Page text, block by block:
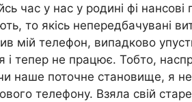
час у нас у родині фі
то якісь непередбачувані
мій телефон, випадково
і тепер не працює. Тобто,
наше поточне становище, я
телефону. Взяла свій